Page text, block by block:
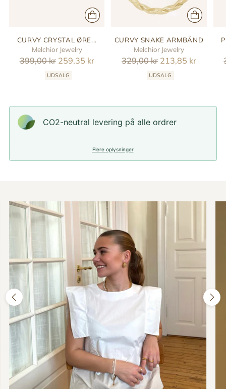
CURVY CRYSTAL ØRE...
Melchior Jewelry
Reguler
399,00 kr 259,35 kr
UDSALG
CURVY SNAKE ARMBÅND
Melchior Jewelry
Reguler
329,00 kr 213,85 kr
UDSALG
CO2-neutral levering på alle ordrer
Flere oplysninger